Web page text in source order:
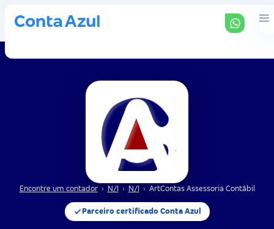
Encontre um contador › N/I › N/I › ArtContas Assessoria Contábil
Parceiro certificado Conta Azul